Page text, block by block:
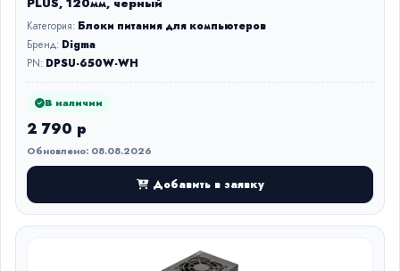
Категория: Блоки питания для компьютеров
Бренд: Digma
PN: DPSU-650W-WH
В наличии
2 790 р
Обновлено: 08.08.2026
Добавить в заявку